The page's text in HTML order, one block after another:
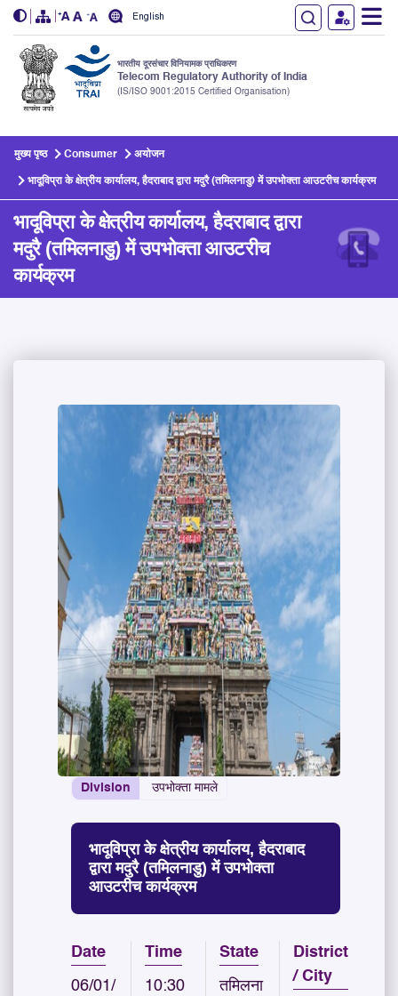
English
भारतीय दूरसंचार विनियामक प्राधिकरण
Telecom Regulatory Authority of India
(IS/ISO 9001:2015 Certified Organisation)
मुख्य पृष्ठ Consumer अयोजन
भादूविप्रा के क्षेत्रीय कार्यालय, हैदराबाद द्वारा मदुरै (तमिलनाडु) में उपभोक्ता आउटरीच कार्यक्रम
भादूविप्रा के क्षेत्रीय कार्यालय, हैदराबाद द्वारा
मदुरै (तमिलनाडु) में उपभोक्ता आउटरीच
कार्यक्रम
Division उपभोक्ता मामले
भादूविप्रा के क्षेत्रीय कार्यालय, हैदराबाद
द्वारा मदुरै (तमिलनाडु) में उपभोक्ता
आउटरीच कार्यक्रम
Date
06/01/
Time
10:30
State
तमिलना
District
/ City